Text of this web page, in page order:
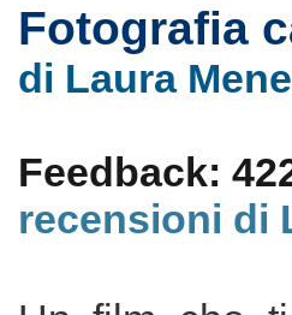
Fotografia
di Laura
Feedback:
recensioni di